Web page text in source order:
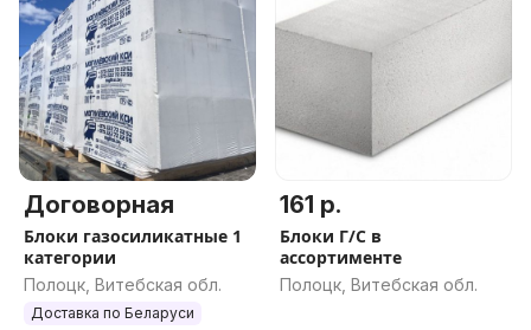
Договорная
Блоки газосиликатные 1
категории
Полоцк, Витебская обл.
Доставка по Беларуси
161 р.
Блоки Г/С в
ассортименте
Полоцк, Витебская обл.